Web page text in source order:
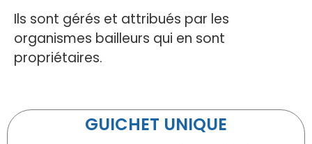
Ils sont gérés et attribués par les
organismes bailleurs qui en sont
propriétaires.
GUICHET UNIQUE